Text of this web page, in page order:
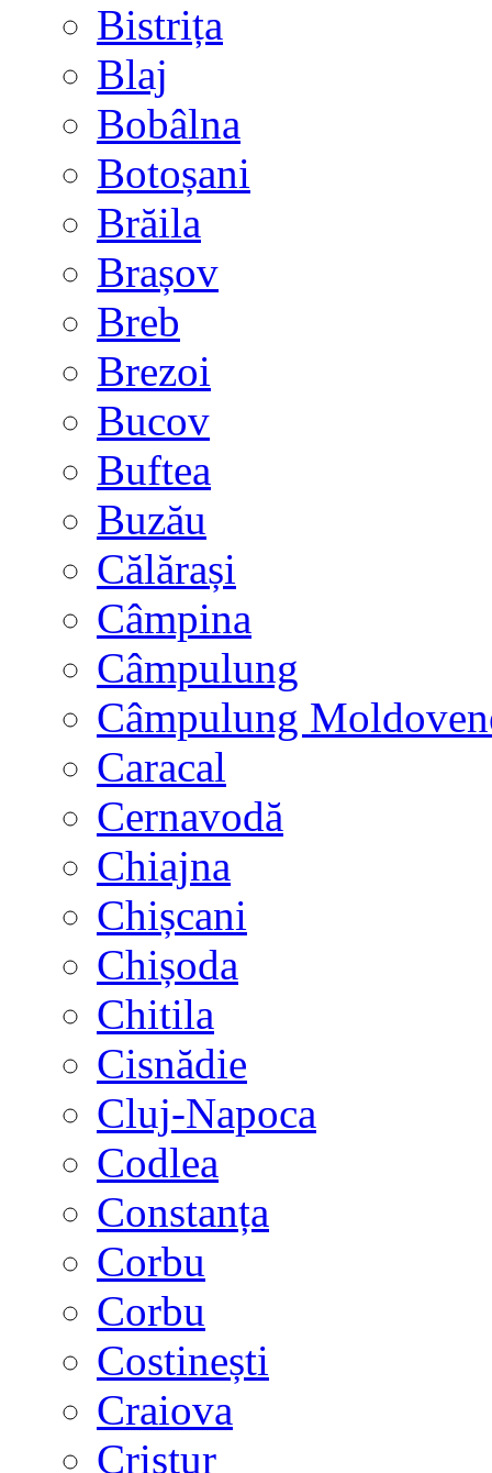
Bistrița
Blaj
Bobâlna
Botoșani
Brăila
Brașov
Breb
Brezoi
Bucov
Buftea
Buzău
Călărași
Câmpina
Câmpulung
Câmpulung
Caracal
Cernavodă
Chiajna
Chișcani
Chișoda
Chitila
Cisnădie
Cluj-Napoca
Codlea
Constanța
Corbu
Corbu
Costinești
Craiova
Cristur